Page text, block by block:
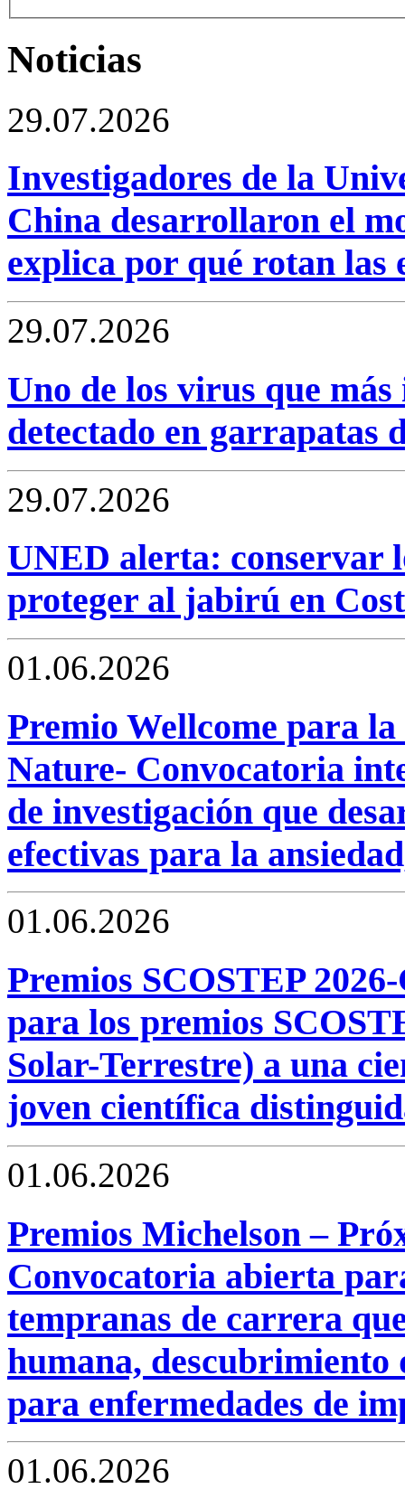
Noticias
29.07.2026
Investigadores de la
China desarrollaron el
explica por qué rotan las
29.07.2026
Uno de los virus que
detectado en garrapatas
29.07.2026
UNED alerta: conservar
proteger al jabirú en
01.06.2026
Premio Wellcome para
Nature- Convocatoria
de investigación que
efectivas para la
01.06.2026
Premios SCOSTEP
para los premios
Solar-Terrestre) a una
joven científica
01.06.2026
Premios Michelson –
Convocatoria abierta
tempranas de carrera
humana, descubrimiento
para enfermedades de
01.06.2026